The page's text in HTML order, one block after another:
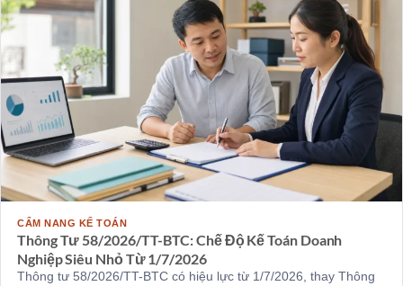
CẨM NANG KẾ TOÁN
Thông Tư 58/2026/TT-BTC: Chế Độ Kế Toán Doanh
Nghiệp Siêu Nhỏ Từ 1/7/2026
Thông tư 58/2026/TT-BTC có hiệu lực từ 1/7/2026, thay Thông